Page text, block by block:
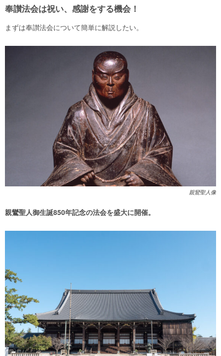
奉讃法会は祝い、感謝をする機会！
まずは奉讃法会について簡単に解説したい。
親鸞聖人像
親鸞聖人御生誕850年記念の法会を盛大に開催。